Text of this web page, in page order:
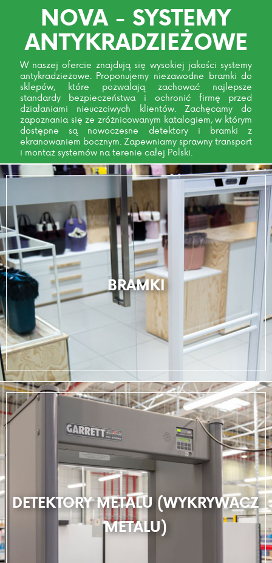
NOVA - SYSTEMY
ANTYKRADZIEŻOWE
W naszej ofercie znajdują się wysokiej jakości systemy
antykradzieżowe. Proponujemy niezawodne bramki do
sklepów, które pozwalają zachować najlepsze
standardy bezpieczeństwa i ochronić firmę przed
działaniami nieuczciwych klientów. Zachęcamy do
zapoznania się ze zróżnicowanym katalogiem, w którym
dostępne są nowoczesne detektory i bramki z
ekranowaniem bocznym. Zapewniamy sprawny transport
i montaż systemów na terenie całej Polski.
BRAMKI
DETEKTORY METALU (WYKRYWACZ
METALU)